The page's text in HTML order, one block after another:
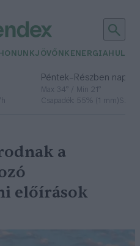
JÖVŐNK ENERGIA
Péntek– Részben
Max 34° / Min 21°
Csapadék: 55% (1 mm)Szél:
a
előírások